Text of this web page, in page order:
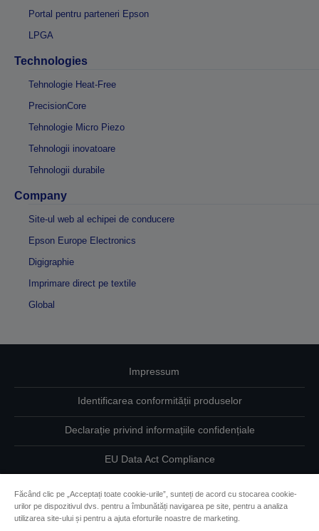
Portal pentru parteneri Epson
LPGA
Technologies
Tehnologie Heat-Free
PrecisionCore
Tehnologie Micro Piezo
Tehnologii inovatoare
Tehnologii durabile
Company
Site-ul web al echipei de conducere
Epson Europe Electronics
Digigraphie
Imprimare direct pe textile
Global
Impressum
Identificarea conformității produselor
Declarație privind informațiile confidențiale
EU Data Act Compliance
Informaţii despre modulele cookie
Făcând clic pe „Acceptați toate cookie-urile”, sunteți de acord cu stocarea cookie-
urilor pe dispozitivul dvs. pentru a îmbunătăți navigarea pe site, pentru a analiza
utilizarea site-ului și pentru a ajuta eforturile noastre de marketing.